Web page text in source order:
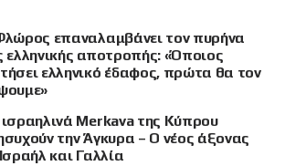
επαναλαμβάνει τον πυρήνα
ελληνικής αποτροπής: «Όποιος
ελληνικό έδαφος, πρώτα θα τον
Merkava της Κύπρου
την Άγκυρα – Ο νέος άξονας
και Γαλλία